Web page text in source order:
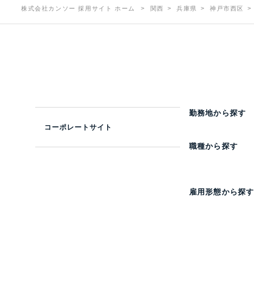
株式会社カンソー 採用サイト ホーム 関西 兵庫県 神戸市西区
コーポレートサイト
勤務地から探す
職種から探す
雇用形態から探す